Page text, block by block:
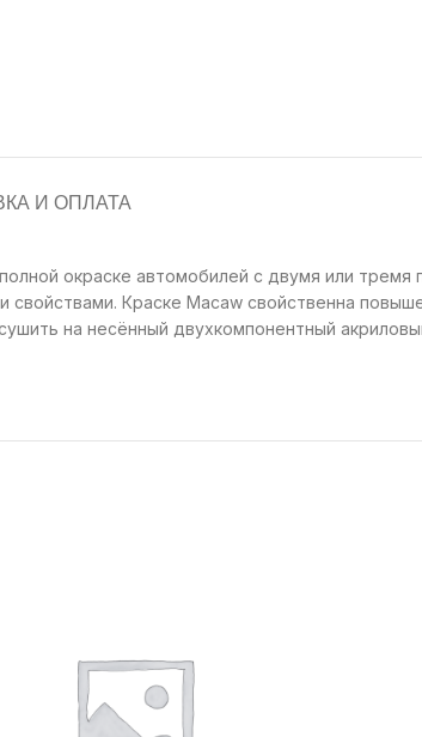
И ОПЛАТА
окраске автомобилей с двумя или
Краске Macaw свойственна
на несённый двухкомпонентный